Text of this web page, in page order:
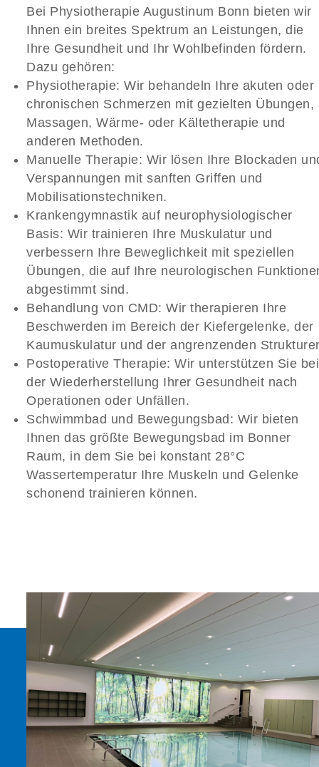
Bei Physiotherapie Augustinum Bonn bieten wir
Ihnen ein breites Spektrum an Leistungen, die
Ihre Gesundheit und Ihr Wohlbefinden fördern.
Dazu gehören:
Physiotherapie: Wir behandeln Ihre akuten oder
chronischen Schmerzen mit gezielten Übungen,
Massagen, Wärme- oder Kältetherapie und
anderen Methoden.
Manuelle Therapie: Wir lösen Ihre Blockaden
Verspannungen mit sanften Griffen und
Mobilisationstechniken.
Krankengymnastik auf neurophysiologischer
Basis: Wir trainieren Ihre Muskulatur und
verbessern Ihre Beweglichkeit mit speziellen
Übungen, die auf Ihre neurologischen
abgestimmt sind.
Behandlung von CMD: Wir therapieren Ihre
Beschwerden im Bereich der Kiefergelenke, der
Kaumuskulatur und der angrenzenden
Postoperative Therapie: Wir unterstützen Sie bei
der Wiederherstellung Ihrer Gesundheit nach
Operationen oder Unfällen.
Schwimmbad und Bewegungsbad: Wir bieten
Ihnen das größte Bewegungsbad im Bonner
Raum, in dem Sie bei konstant 28°C
Wassertemperatur Ihre Muskeln und Gelenke
schonend trainieren können.